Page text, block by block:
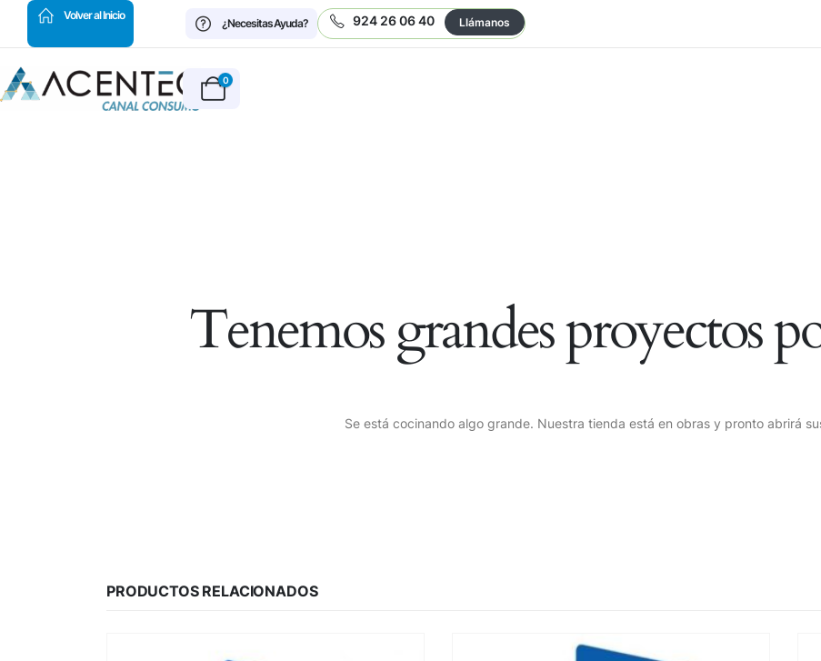
Volver al Inicio
¿Necesitas Ayuda?
924 26 06 40 Llámanos
0
Tenemos grandes proyectos
Se está cocinando algo grande. Nuestra tienda está en obras y pronto abrirá
PRODUCTOS RELACIONADOS